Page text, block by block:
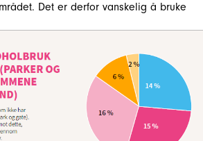
Det er derfor vanskelig å bruke